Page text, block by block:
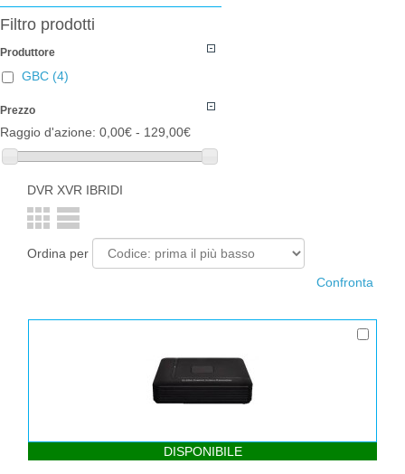
Filtro prodotti
Produttore
GBC (4)
Prezzo
Raggio d'azione: 0,00€ - 129,00€
DVR XVR IBRIDI
Ordina per
DISPONIBILE